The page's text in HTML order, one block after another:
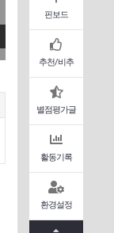
핀보드
추천/비추
별점평가글
활동기록
환경설정